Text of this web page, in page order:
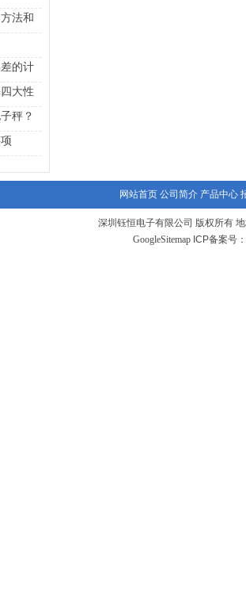
法和
的计
大性
秤？
网站首页 公司简介 产品中心
深圳钰恒电子有限公司 版权所有
GoogleSitemap ICP备案号：